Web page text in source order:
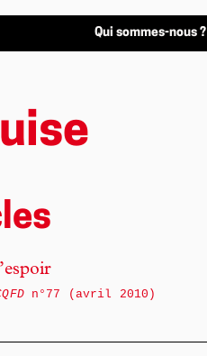
Qui sommes-nous ?
n°77 (avril 2010)